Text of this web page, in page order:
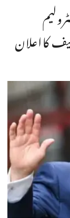
کااعلان